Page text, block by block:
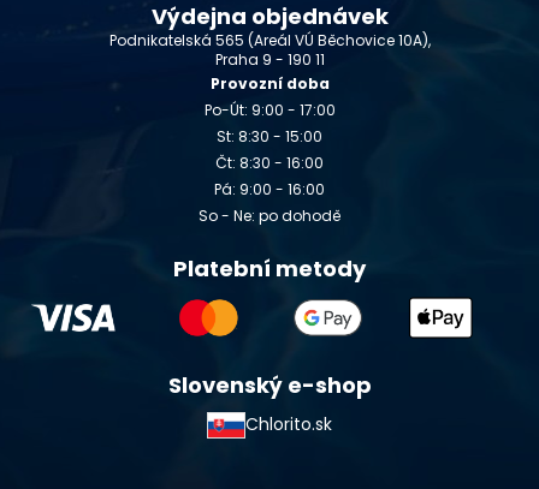
Výdejna objednávek
Podnikatelská 565 (Areál VÚ Běchovice 10A),
Praha 9 - 190 11
Provozní doba
Po-Út: 9:00 - 17:00
St: 8:30 - 15:00
Čt: 8:30 - 16:00
Pá: 9:00 - 16:00
So - Ne: po dohodě
Platební metody
Slovenský e-shop
Chlorito.sk